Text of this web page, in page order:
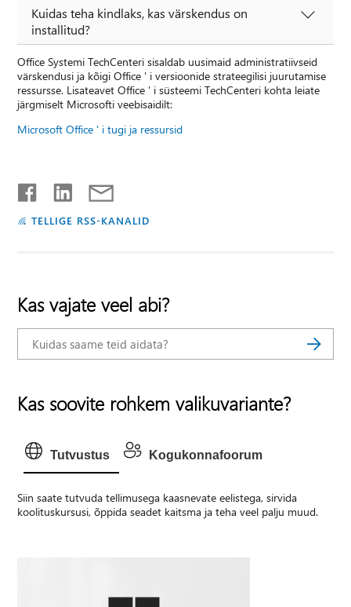
Kuidas teha kindlaks, kas värskendus on
installitud?
Office Systemi TechCenteri sisaldab uusimaid administratiivseid
värskendusi ja kõigi Office ' i versioonide strateegilisi juurutamise
ressursse. Lisateavet Office ' i süsteemi TechCenteri kohta leiate
järgmiselt Microsofti veebisaidilt:
Microsoft Office ' i tugi ja ressursid
TELLIGE RSS-KANALID
Kas vajate veel abi?
Kas soovite rohkem valikuvariante?
Tutvustus Kogukonnafoorum
Siin saate tutvuda tellimusega kaasnevate eelistega, sirvida
koolituskursusi, õppida seadet kaitsma ja teha veel palju muud.